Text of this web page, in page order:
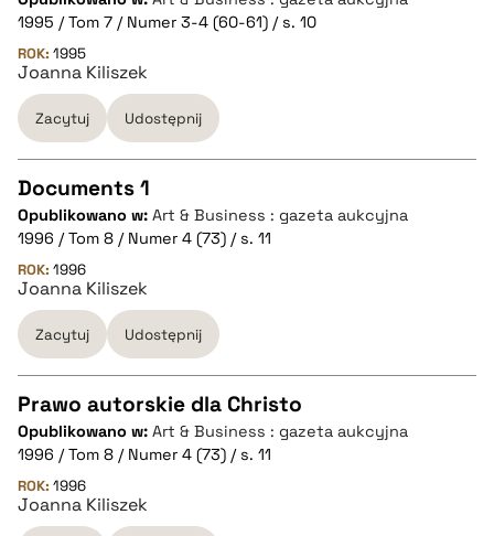
CZYSTY TEKST
pobierz cytat
BIBTEX
pobierz cytat
1995 / Tom 7 / Numer 3-4 (60-61) / s. 10
ROK: 1995
Joanna Kiliszek
Zacytuj Udostępnij
CZYSTY TEKST
pobierz cytat
BIBTEX
pobierz cytat
Documents 1
Opublikowano w: Art & Business : gazeta aukcyjna
1996 / Tom 8 / Numer 4 (73) / s. 11
ROK: 1996
Joanna Kiliszek
Zacytuj Udostępnij
CZYSTY TEKST
pobierz cytat
Prawo autorskie dla Christo
Opublikowano w: Art & Business : gazeta aukcyjna
1996 / Tom 8 / Numer 4 (73) / s. 11
ROK: 1996
Joanna Kiliszek